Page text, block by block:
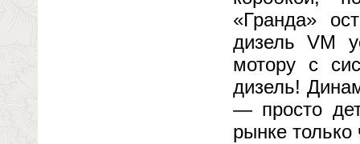
«Гранда»
дизель VM
мотору с
дизель!
— просто
рынке только